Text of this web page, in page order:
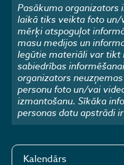
Pasākuma organizators
laikā tiks veikta foto un/
mērķi atspoguļot
masu medijos un
Iegūtie materiāli var
sabiedrības
organizators
personu foto un/vai
izmantošanu. Sīkāka
personas datu apstrādi
Kalendārs